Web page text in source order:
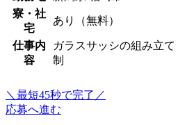
寮・社
宅
あり（無料）
仕事内
容
ガラスサッシの組み立
制
＼最短45秒で完了／
応募へ進む